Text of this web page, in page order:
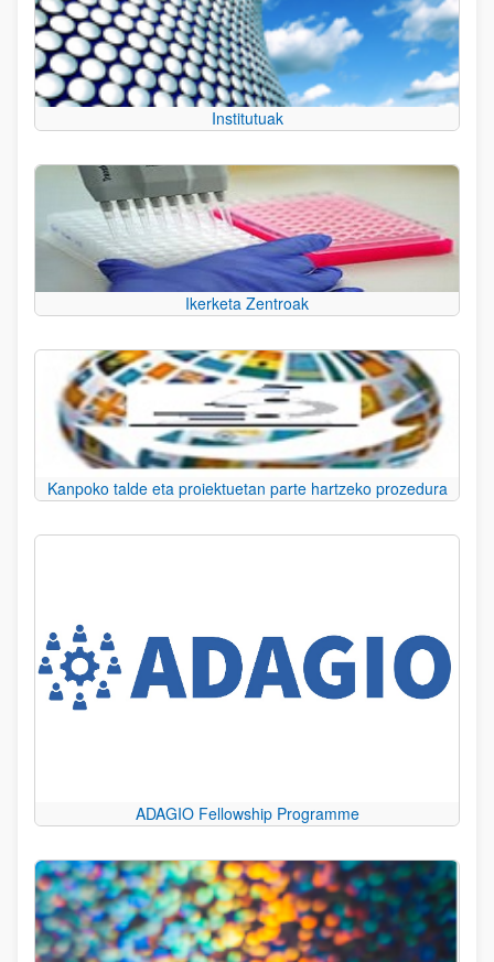
Institutuak
Ikerketa Zentroak
Kanpoko talde eta proiektuetan parte hartzeko prozedura
ADAGIO Fellowship Programme